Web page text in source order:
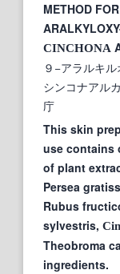
METHOD
CINCHONA
９−アラルキ
シンコナアル
庁
This skin
use contains
of plant
Persea
Rubus
sylvestris,
Theobroma
ingredients.